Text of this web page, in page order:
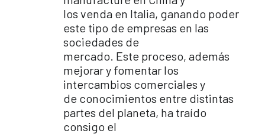
los venda en Italia, ganando poder
este tipo de empresas en las
sociedades de
mercado. Este proceso, además
mejorar y fomentar los
intercambios comerciales y
de conocimientos entre distintas
partes del planeta, ha traído
consigo el